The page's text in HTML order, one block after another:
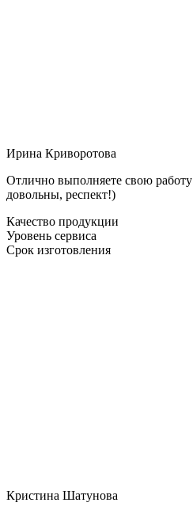
Ирина Криворотова
Отлично выполняете свою
довольны, респект!)
Качество продукции
Уровень сервиса
Срок изготовления
Кристина Шатунова